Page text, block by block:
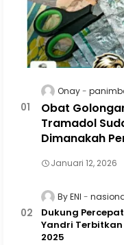
Onay
Obat
Tramadol
Dimanakah
Januari 12, 2026
By ENI
Dukung
Yandri Terbitkan
2025